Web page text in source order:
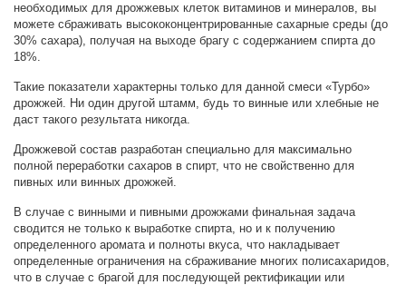
необходимых для дрожжевых клеток витаминов и минералов, вы
можете сбраживать высококонцентрированные сахарные среды (до
30% сахара), получая на выходе брагу с содержанием спирта до
18%.
Такие показатели характерны только для данной смеси «Турбо»
дрожжей. Ни один другой штамм, будь то винные или хлебные не
даст такого результата никогда.
Дрожжевой состав разработан специально для максимально
полной переработки сахаров в спирт, что не свойственно для
пивных или винных дрожжей.
В случае с винными и пивными дрожжами финальная задача
сводится не только к выработке спирта, но и к получению
определенного аромата и полноты вкуса, что накладывает
определенные ограничения на сбраживание многих полисахаридов,
что в случае с брагой для последующей ректификации или